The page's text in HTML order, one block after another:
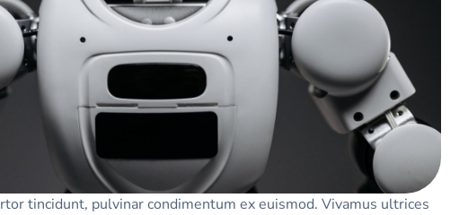
tincidunt, pulvinar condimentum ex euismod. Vivamus ultrices